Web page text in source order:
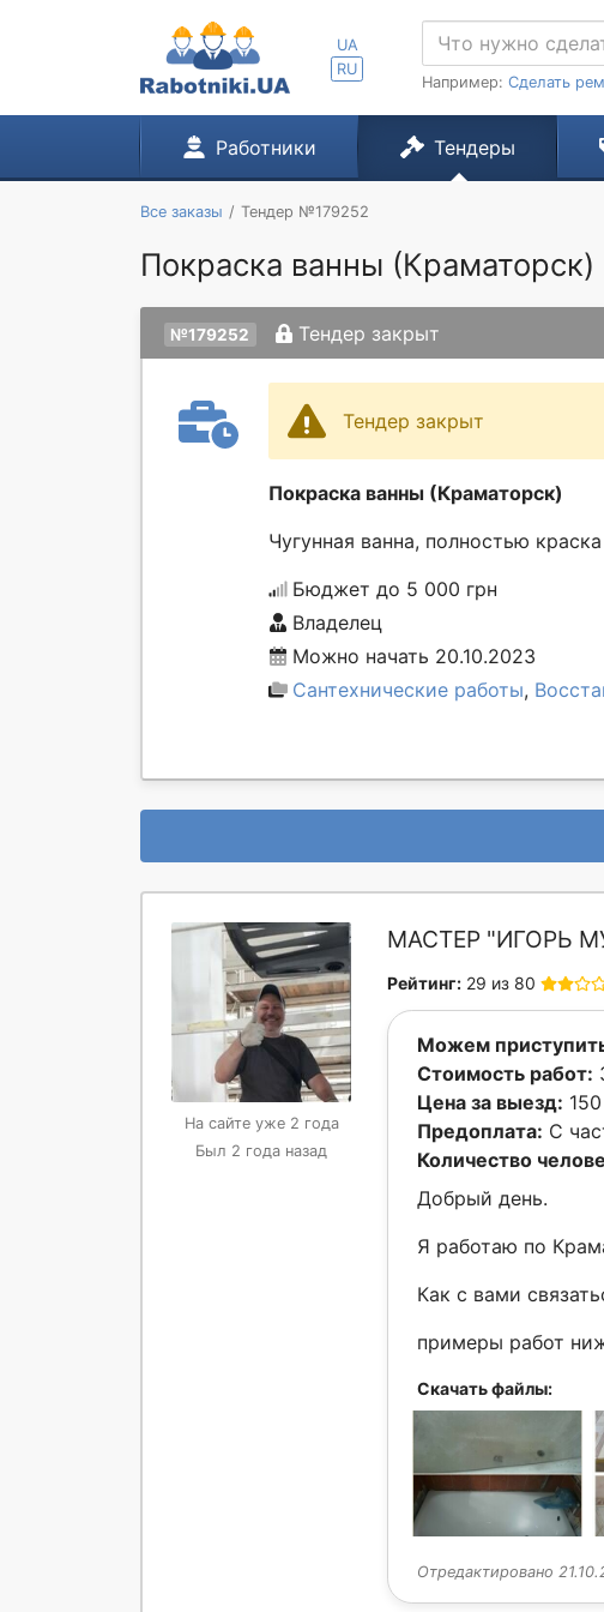
UA
RU
Например: Сделать
Работники Тендеры
Все заказы Тендер №179252
Покраска ванны (Краматорск)
№179252 Тендер закрыт
Тендер закрыт
Покраска ванны (Краматорск)
Чугунная ванна, полностью краска
Бюджет до 5 000 грн
Владелец
Можно начать 20.10.2023
Сантехнические работы,
На сайте уже 2 года
Был 2 года назад
МАСТЕР "ИГОРЬ
Рейтинг: 29 из 80
Можем
Стоимость работ:
Цена за выезд:
Предоплата: С
Количество
Добрый день.
Я работаю по
Как с вами
примеры работ
Скачать файлы:
Отредактировано